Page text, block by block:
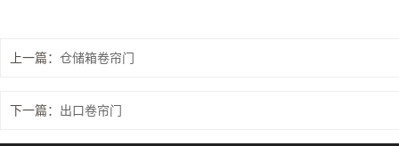
上一篇： 仓储箱卷帘门
下一篇： 出口卷帘门